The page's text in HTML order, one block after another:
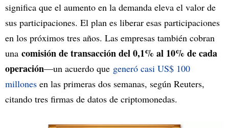
significa que el aumento en la demanda eleva el valor de
sus participaciones. El plan es liberar esas participaciones
en los próximos tres años. Las empresas también cobran
una comisión de transacción del 0,1% al 10% de cada
operación—un acuerdo que generó casi US$ 100
millones en las primeras dos semanas, según Reuters,
citando tres firmas de datos de criptomonedas.